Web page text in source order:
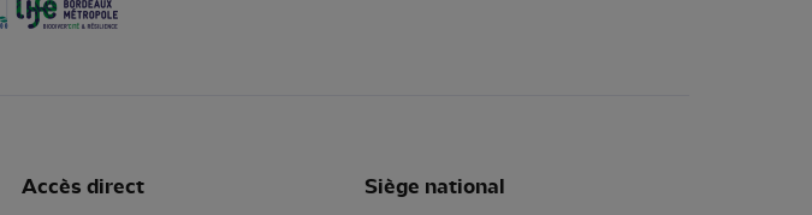
Accès direct Siège national